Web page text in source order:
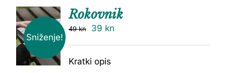
Sniženje!
DODAJ
Rokovnik
49kn 39 kn
Kratki opis